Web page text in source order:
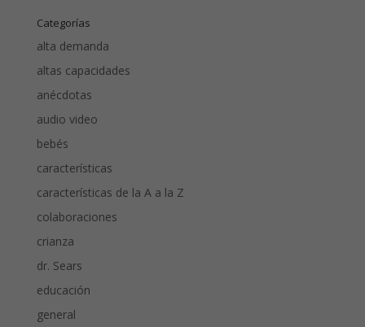
Categorías
alta demanda
altas capacidades
anécdotas
audio video
bebés
características
características de la A a la Z
colaboraciones
crianza
dr. Sears
educación
general